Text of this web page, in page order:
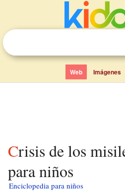
Web Imágenes
Crisis de los misiles de Cuba
para niños
Enciclopedia para niños